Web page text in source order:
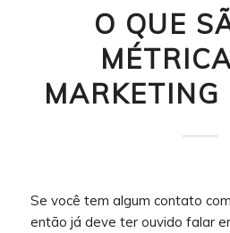
O QUE
MARKETING
Se você tem algum contato
então já deve ter ouvido falar